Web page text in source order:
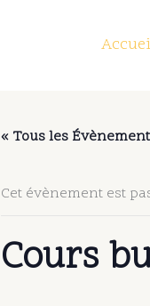
« Tous les
Cet évènement est
Cours